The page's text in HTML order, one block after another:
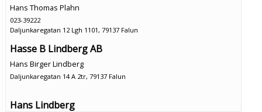
Hans Thomas Plahn
023-39222
Daljunkaregatan 12 Lgh 1101, 79137 Falun
Hasse B Lindberg AB
Hans Birger Lindberg
Daljunkaregatan 14 A 2tr, 79137 Falun
Hans Lindberg